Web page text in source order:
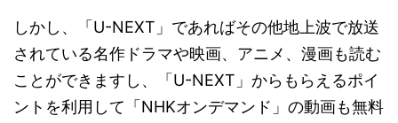
しかし、「U-NEXT」であればその他地上波で放送
されている名作ドラマや映画、アニメ、漫画も読む
ことができますし、「U-NEXT」からもらえるポイ
ントを利用して「NHKオンデマンド」の動画も無料